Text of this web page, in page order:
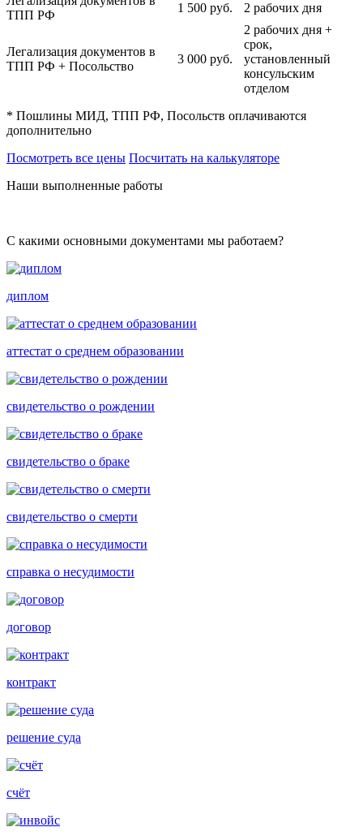
ТПП РФ
1 500 руб. 2 рабочих дня
Легализация документов в
ТПП РФ + Посольство
3 000 руб.
2 рабочих дня +
срок,
установленный
консульским
отделом
* Пошлины МИД, ТПП РФ, Посольств оплачиваются
дополнительно
Посмотреть все цены Посчитать на калькуляторе
Наши выполненные работы
С какими основными документами мы работаем?
диплом
аттестат о среднем образовании
свидетельство о рождении
свидетельство о браке
свидетельство о смерти
справка о несудимости
договор
контракт
решение суда
счёт